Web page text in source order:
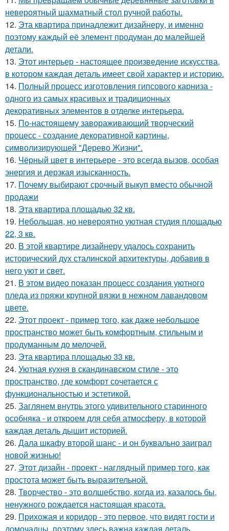
невероятный шахматный стол ручной работы.
12. Эта квартира принадлежит дизайнеру, и именно
поэтому каждый её элемент продуман до малейшей
детали.
13. Этот интерьер - настоящее произведение искусства,
в котором каждая деталь имеет свой характер и историю.
14. Полный процесс изготовления гипсового карниза -
одного из самых красивых и традиционных
декоративных элементов в отделке интерьера.
15. По-настоящему завораживающий творческий
процесс - создание декоративной картины,
символизирующей "Дерево Жизни".
16. Чёрный цвет в интерьере - это всегда вызов, особая
энергия и дерзкая изысканность.
17. Почему выбирают срочный выкуп вместо обычной
продажи
18. Эта квартира площадью 32 кв.
19. Небольшая, но невероятно уютная студия площадью
22, 3 кв.
20. В этой квартире дизайнеру удалось сохранить
исторический дух сталинской архитектуры, добавив в
него уют и свет.
21. В этом видео показан процесс создания уютного
пледа из пряжи крупной вязки в нежном лавандовом
цвете.
22. Этот проект - пример того, как даже небольшое
пространство может быть комфортным, стильным и
продуманным до мелочей.
23. Эта квартира площадью 33 кв.
24. Уютная кухня в скандинавском стиле - это
пространство, где комфорт сочетается с
функциональностью и эстетикой.
25. Заглянем внутрь этого удивительного старинного
особняка - и откроем для себя атмосферу, в которой
каждая деталь дышит историей.
26. Дала шкафу второй шанс - и он буквально заиграл
новой жизнью!
27. Этот дизайн - проект - наглядный пример того, как
простота может быть выразительной.
28. Творчество - это волшебство, когда из, казалось бы,
ненужного рождается настоящая красота.
29. Прихожая и коридор - это первое, что видят гости и